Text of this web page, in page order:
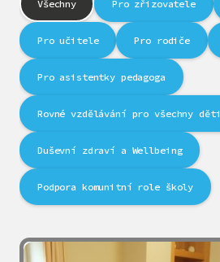
Všechny Pro zřizovatele
Pro učitele Pro rodiče
Pro asistentky pedagoga
Rovné vzdělávání pro všechny děti
Duševní zdraví a Wellbeing
Podpora komunitní role školy